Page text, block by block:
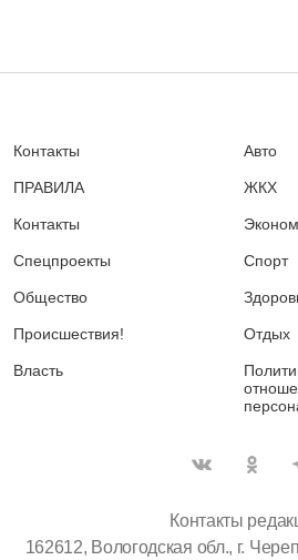
Контакты
ПРАВИЛА
Контакты
Спецпроекты
Общество
Происшествия!
Власть
Авто
ЖКХ
Спорт
Отдых
Контакты
162612, Вологодская обл., г.